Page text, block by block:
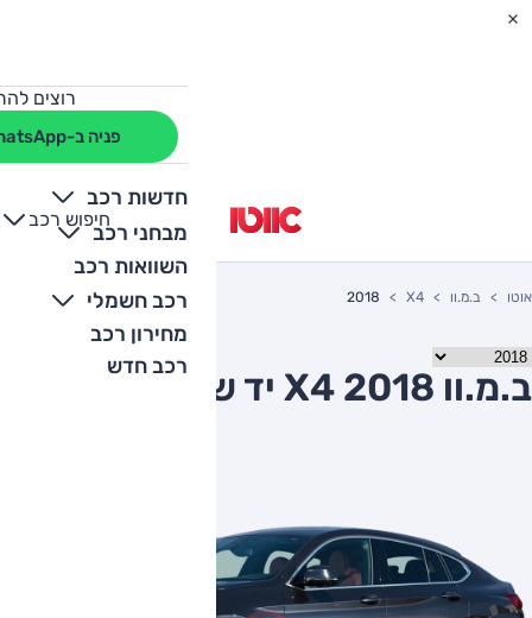
רוצים
פניה ב-WhatsApp
חדשות רכב
מבחני רכב
השוואות רכב
רכב חשמלי
מחירון רכב
רכב חדש
חיפוש רכב
+
-
אוטו ב.מ.וו X4
2018
ב.מ.וו X4 2018 יד שניה